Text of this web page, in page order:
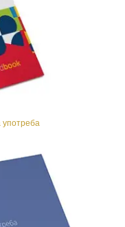
употреба